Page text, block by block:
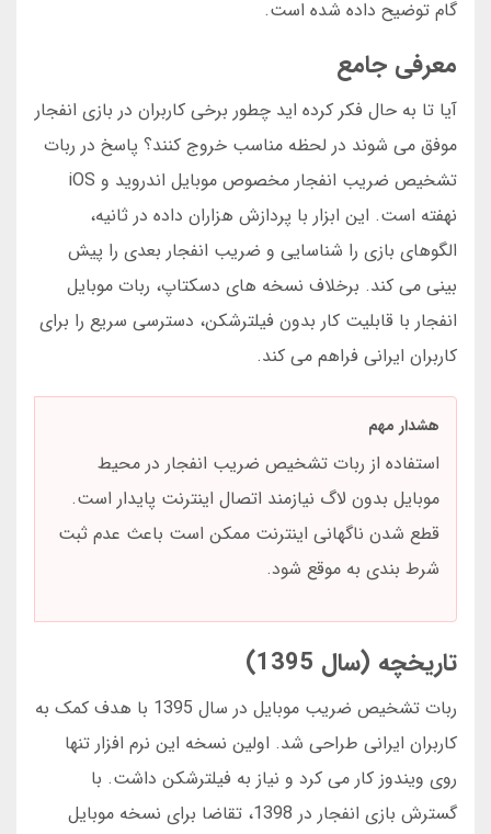
گام توضیح داده شده است.
معرفی جامع
آیا تا به حال فکر کرده اید چطور برخی کاربران در بازی انفجار
موفق می شوند در لحظه مناسب خروج کنند؟ پاسخ در ربات
تشخیص ضریب انفجار مخصوص موبایل اندروید و iOS
نهفته است. این ابزار با پردازش هزاران داده در ثانیه،
الگوهای بازی را شناسایی و ضریب انفجار بعدی را پیش
بینی می کند. برخلاف نسخه های دسکتاپ، ربات موبایل
انفجار با قابلیت کار بدون فیلترشکن، دسترسی سریع را برای
کاربران ایرانی فراهم می کند.
هشدار مهم
استفاده از ربات تشخیص ضریب انفجار در محیط
موبایل بدون لاگ نیازمند اتصال اینترنت پایدار است.
قطع شدن ناگهانی اینترنت ممکن است باعث عدم ثبت
شرط بندی به موقع شود.
تاریخچه (سال 1395)
ربات تشخیص ضریب موبایل در سال 1395 با هدف کمک به
کاربران ایرانی طراحی شد. اولین نسخه این نرم افزار تنها
روی ویندوز کار می کرد و نیاز به فیلترشکن داشت. با
گسترش بازی انفجار در 1398، تقاضا برای نسخه موبایل